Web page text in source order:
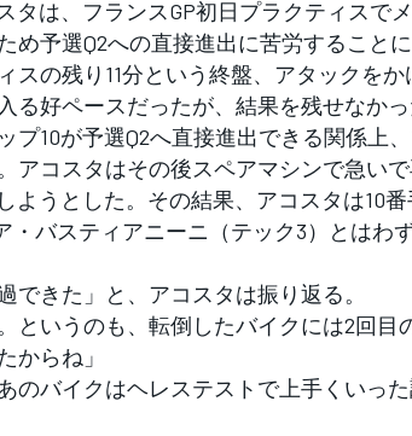
タは、フランスGP初日プラクティスで
め予選Q2への直接進出に苦労することに
スの残り11分という終盤、アタックを
る好ペースだったが、結果を残せなかっ
10が予選Q2へ直接進出できる関係上
アコスタはその後スペアマシンで急い
ようとした。その結果、アコスタは10
・バスティアニーニ（テック3）とはわ
できた」と、アコスタは振り返る。
というのも、転倒したバイクには2回目
からね」
のバイクはヘレステストで上手くいっ